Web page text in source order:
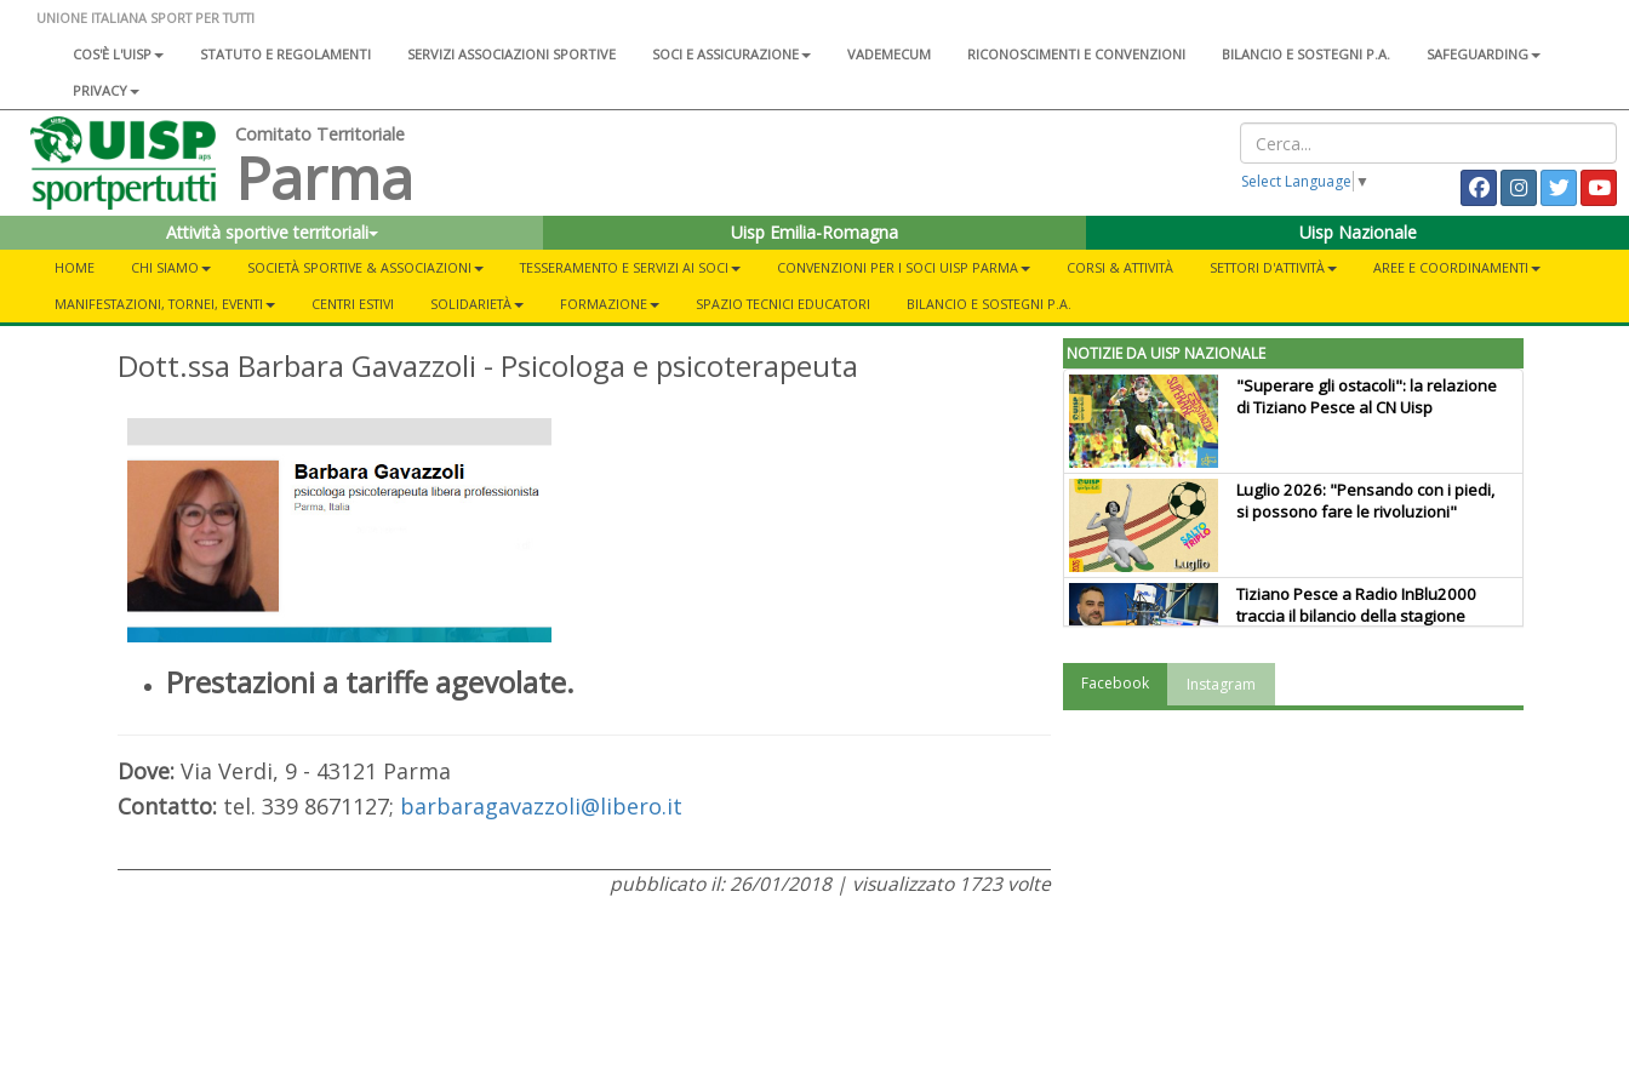
UNIONE ITALIANA SPORT PER TUTTI
COS'È L'UISP
STATUTO E REGOLAMENTI SERVIZI ASSOCIAZIONI SPORTIVE SOCI E ASSICURAZIONE VADEMECUM RICONOSCIMENTI E CONVENZIONI BILANCIO E SOSTEGNI P.A.
SAFEGUARDING
PRIVACY
Comitato Territoriale
Parma Select Language ▼
Attività sportive territoriali Uisp Emilia-Romagna Uisp Nazionale
HOME CHI SIAMO SOCIETÀ SPORTIVE & ASSOCIAZIONI TESSERAMENTO E SERVIZI AI SOCI CONVENZIONI PER I SOCI UISP PARMA CORSI & ATTIVITÀ SETTORI D'ATTIVITÀ
AREE E COORDINAMENTI
MANIFESTAZIONI, TORNEI, EVENTI
CENTRI ESTIVI SOLIDARIETÀ FORMAZIONE SPAZIO TECNICI EDUCATORI BILANCIO E SOSTEGNI P.A.
Dott.ssa Barbara Gavazzoli - Psicologa e psicoterapeuta
Prestazioni a tariffe agevolate.
Dove: Via Verdi, 9 - 43121 Parma
Contatto: tel. 339 8671127; barbaragavazzoli@libero.it
pubblicato il: 26/01/2018 | visualizzato 1723 volte
NOTIZIE DA UISP NAZIONALE
"Superare gli ostacoli": la relazione
di Tiziano Pesce al CN Uisp
Luglio 2026: "Pensando con i piedi,
si possono fare le rivoluzioni"
Tiziano Pesce a Radio InBlu2000
traccia il bilancio della stagione
Facebook Instagram